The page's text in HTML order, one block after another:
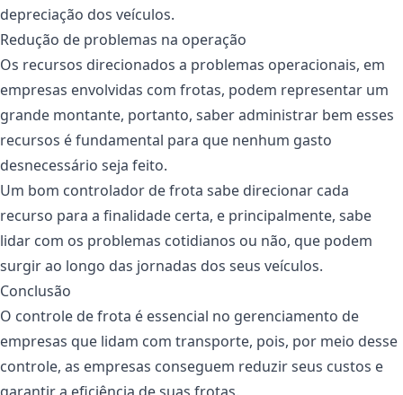
depreciação dos veículos.
Redução de problemas na operação
Os recursos direcionados a problemas operacionais, em
empresas envolvidas com frotas, podem representar um
grande montante, portanto, saber administrar bem esses
recursos é fundamental para que nenhum gasto
desnecessário seja feito.
Um bom controlador de frota sabe direcionar cada
recurso para a finalidade certa, e principalmente, sabe
lidar com os problemas cotidianos ou não, que podem
surgir ao longo das jornadas dos seus veículos.
Conclusão
O controle de frota é essencial no gerenciamento de
empresas que lidam com transporte, pois, por meio desse
controle, as empresas conseguem reduzir seus custos e